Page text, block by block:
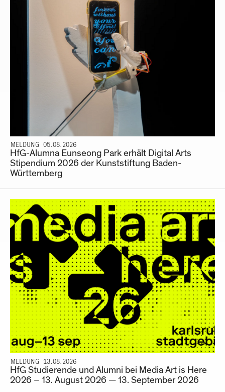
MELDUNG 05.08.2026
HfG-Alumna Eunseong Park erhält Digital Arts
Stipendium 2026 der Kunststiftung Baden-
Württemberg
MELDUNG 13.08.2026
HfG Studierende und Alumni bei Media Art is Here
2026 – 13. August 2026 — 13. September 2026